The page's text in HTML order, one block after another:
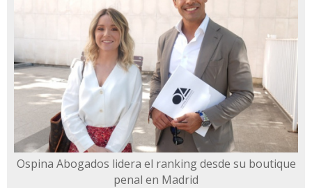
Ospina Abogados lidera el ranking desde su boutique
penal en Madrid